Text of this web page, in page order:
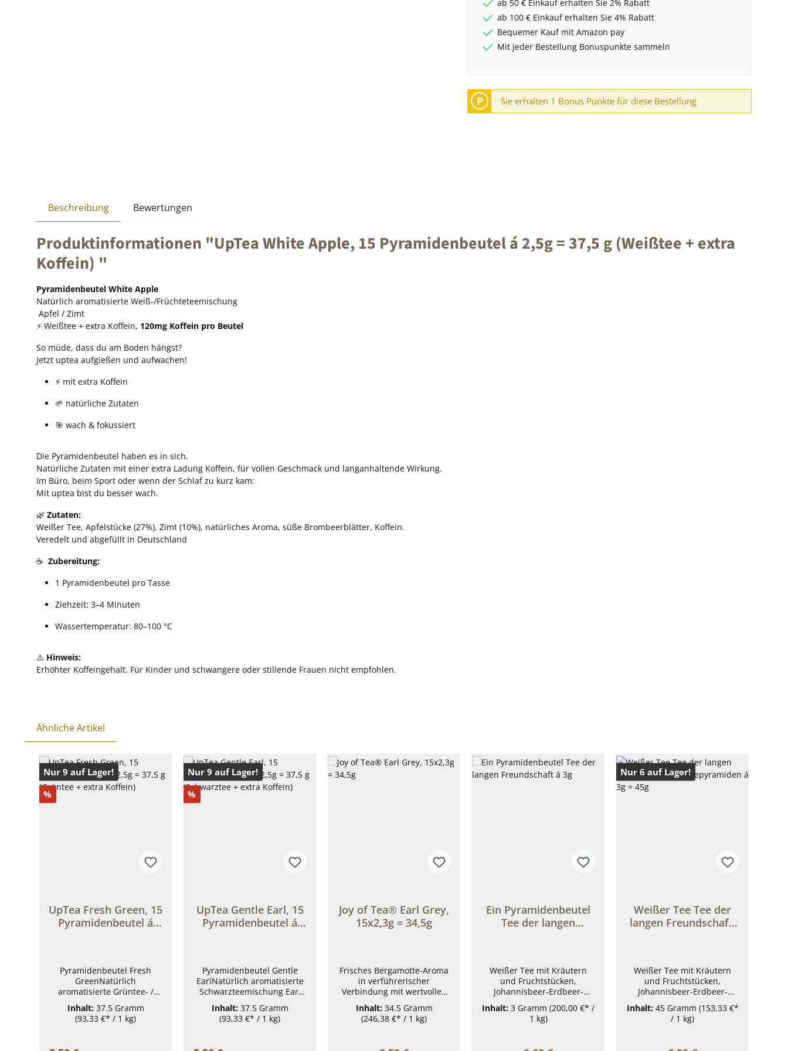
ab 50 € Einkauf erhalten Sie 2% Rabatt
ab 100 € Einkauf erhalten Sie 4% Rabatt
Bequemer Kauf mit Amazon pay
Mit jeder Bestellung Bonuspunkte sammeln
P Sie erhalten 1 Bonus Punkte für diese Bestellung
Beschreibung Bewertungen
Produktinformationen "UpTea White Apple, 15 Pyramidenbeutel á 2,5g = 37,5 g (Weißtee + extra
Koffein) "
Pyramidenbeutel White Apple
Natürlich aromatisierte Weiß-/Früchteteemischung
Apfel / Zimt
⚡ Weißtee + extra Koffein, 120mg Koffein pro Beutel
So müde, dass du am Boden hängst?
Jetzt uptea aufgießen und aufwachen!
⚡ mit extra Koffein
🌱 natürliche Zutaten
🎯 wach & fokussiert
Die Pyramidenbeutel haben es in sich.
Natürliche Zutaten mit einer extra Ladung Koffein, für vollen Geschmack und langanhaltende Wirkung.
Im Büro, beim Sport oder wenn der Schlaf zu kurz kam:
Mit uptea bist du besser wach.
🌿 Zutaten:
Weißer Tee, Apfelstücke (27%), Zimt (10%), natürliches Aroma, süße Brombeerblätter, Koffein.
Veredelt und abgefüllt in Deutschland
☕ Zubereitung:
1 Pyramidenbeutel pro Tasse
Ziehzeit: 3–4 Minuten
Wassertemperatur: 80–100 °C
⚠️ Hinweis:
Erhöhter Koffeingehalt. Für Kinder und schwangere oder stillende Frauen nicht empfohlen.
Ähnliche Artikel
Produktgalerie überspringen
Nur 9 auf Lager!
% Rabatt
UpTea Fresh Green, 15
Pyramidenbeutel á
Pyramidenbeutel Fresh
GreenNatürlich
aromatisierte Grüntee- /
Gewürzmischung. Grüntee /
Zitrone / Ingwer⚡ Grüntee +
extra Koffein, 120mg Koffein
Inhalt: 37.5 Gramm
(93,33 €* / 1 kg)
Nur 9 auf Lager!
% Rabatt
UpTea Gentle Earl, 15
Pyramidenbeutel á
Pyramidenbeutel Gentle
EarlNatürlich aromatisierte
Schwarzteemischung Earl
Grey / Vanille⚡ Schwarztee +
extra Koffein, 120mg Koffein
pro Beutel So müde, dass du
Inhalt: 37.5 Gramm
(93,33 €* / 1 kg)
Joy of Tea® Earl Grey,
15x2,3g = 34,5g
Frisches Bergamotte-Aroma
in verführerischer
Verbindung mit wertvollen
Tees aus dem nordischen
Hochland; kräftig und
intensiv im Geschmack.Die
Inhalt: 34.5 Gramm
(246,38 €* / 1 kg)
Ein Pyramidenbeutel
Tee der langen
Weißer Tee mit Kräutern
und Fruchtstücken,
Johannisbeer-Erdbeer-
Pyramidenbeutel bietet die
Gelegenheit eine schöne,
Inhalt: 3 Gramm (200,00 €* /
1 kg)
Nur 6 auf Lager!
Weißer Tee Tee der
langen Freundschaft,
Weißer Tee mit Kräutern
und Fruchtstücken,
Johannisbeer-Erdbeer-
Geschmack Zutaten:Weißer
Tee Mao Feng, kandierte
Ananasstücke (Ananas,
Inhalt: 45 Gramm (153,33 €*
/ 1 kg)